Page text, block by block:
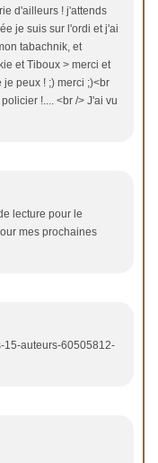
d'ailleurs ! j'attends
je suis sur l'ordi et j'ai
tabachnik, et
et Tiboux > merci et
peux ! ;) merci ;)<br
!.... <br /> J'ai vu
lecture pour le
mes prochaines
15-auteurs-60505812-